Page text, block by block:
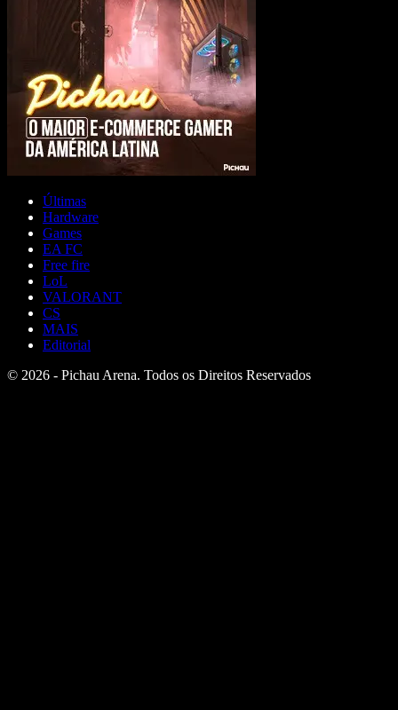
Últimas
Hardware
Games
EA FC
Free fire
LoL
VALORANT
CS
MAIS
Editorial
© 2026 - Pichau Arena. Todos os Direitos Reservados